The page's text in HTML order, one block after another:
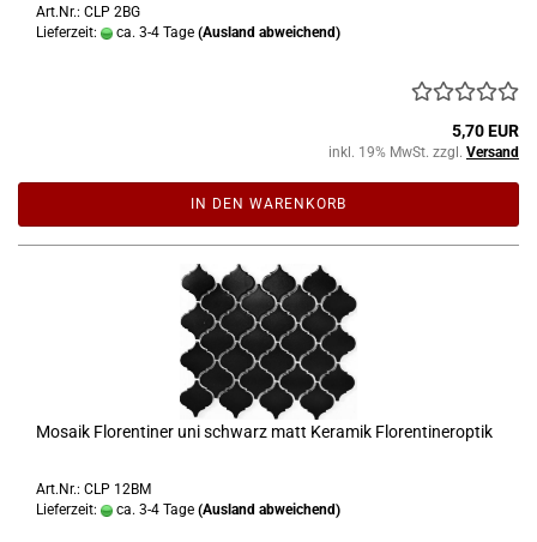
Art.Nr.: CLP 2BG
Lieferzeit:
ca. 3-4 Tage (Ausland abweichend)
5,70 EUR
inkl. 19% MwSt. zzgl. Versand
IN DEN WARENKORB
Mosaik Florentiner uni schwarz matt Keramik Florentineroptik
Art.Nr.: CLP 12BM
Lieferzeit:
ca. 3-4 Tage (Ausland abweichend)